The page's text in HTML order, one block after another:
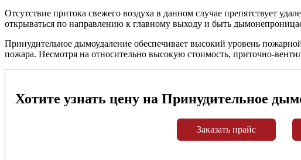
Отсутствие притока свежего воздуха в данном случае препятствует
открываться по направлению к главному выходу и быть
Принудительное дымоудаление обеспечивает высокий уровень
пожара. Несмотря на относительно высокую стоимость, приточно-
Хотите узнать цену на Принудительное
Заказать прайс